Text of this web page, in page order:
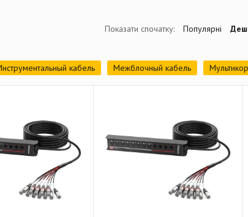
кабель Межблочный кабель
(AES/EBU и DMX) Коаксиальный RG кабель 75 Ом
гнезда панельные
PowerCON разъем
Показати спочатку: Популярні